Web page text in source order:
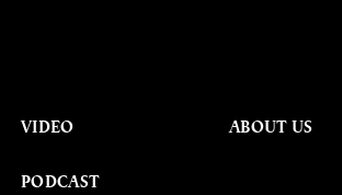
VIDEO
PODCAST
ABOUT US